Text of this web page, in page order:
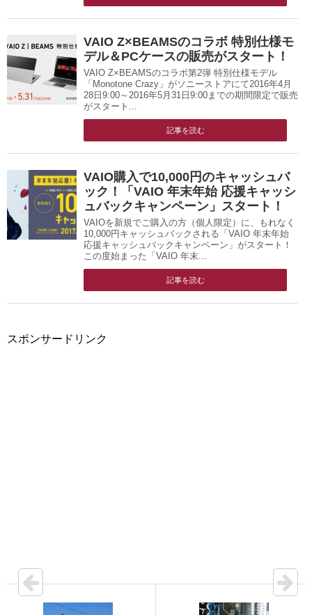
VAIO Z×BEAMSのコラボ 特別仕様モ
デル＆PCケースの販売がスタート！
VAIO Z×BEAMSのコラボ第2弾 特別仕様モデル
「Monotone Crazy」がソニーストアにて2016年4月
28日9:00～2016年5月31日9:00までの期間限定で販売
がスタート...
記事を読む
VAIO購入で10,000円のキャッシュバ
ック！「VAIO 年末年始 応援キャッシ
ュバックキャンペーン」スタート！
VAIOを新規でご購入の方（個人限定）に、もれなく
10,000円キャッシュバックされる「VAIO 年末年始
応援キャッシュバックキャンペーン」がスタート！
この度始まった「VAIO 年末...
記事を読む
スポンサードリンク